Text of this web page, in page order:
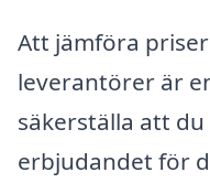
Att jämföra
leverantörer är
säkerställa att
erbjudandet för